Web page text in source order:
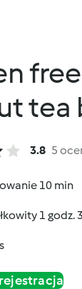
tea
3.8 5
10 min
1 godz.